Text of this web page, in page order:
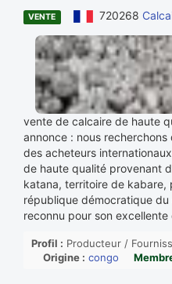
VENTE 720268
vente de calcaire de haute
annonce : nous
des acheteurs
de haute qualité provenant
katana, territoire de kabare,
république démocratique
reconnu pour son
Profil : Producteur /
Origine : congo